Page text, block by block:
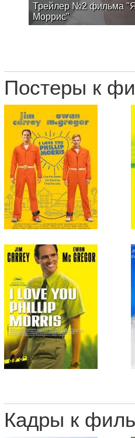
Трейлер №2 фильма
Моррис"
Постеры к
Кадры к